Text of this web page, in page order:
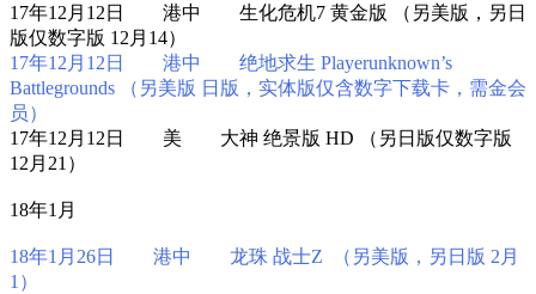
17年12月12日 港中 生化危机7 黄金版 （另美版，另日
版仅数字版 12月14）
17年12月12日 港中 绝地求生 Playerunknown’s
Battlegrounds （另美版 日版，实体版仅含数字下载卡，需金会
员）
17年12月12日 美 大神 绝景版 HD （另日版仅数字版
12月21）
18年1月
18年1月26日 港中 龙珠 战士Z （另美版，另日版 2月
1）